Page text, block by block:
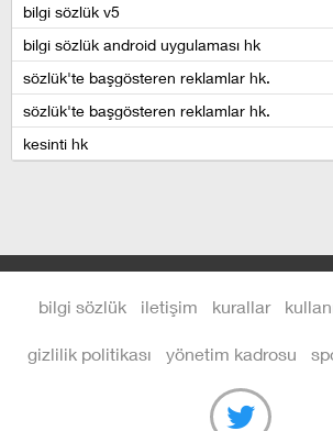
bilgi sözlük v5
bilgi sözlük android uygulaması hk
sözlük'te başgösteren reklamlar hk.
sözlük'te başgösteren reklamlar hk.
kesinti hk
bilgi sözlük iletişim kurallar
gizlilik politikası yönetim kadrosu